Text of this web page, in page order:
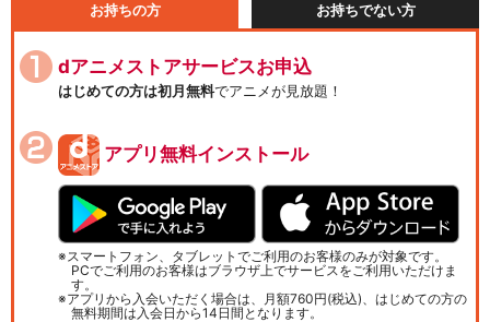
お持ちの方
お持ちでない方
dアニメストアサービスお申込
はじめての方は初月無料でアニメが見放題！
アプリ無料インストール
スマートフォン、タブレットでご利用のお客様のみが対象です。
PCでご利用のお客様はブラウザ上でサービスをご利用いただけま
す。
アプリから入会いただく場合は、月額760円(税込)、はじめての方の
無料期間は入会日から14日間となります。